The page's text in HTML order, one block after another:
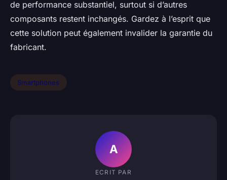
de performance substantiel, surtout si d’autres
composants restent inchangés. Gardez à l’esprit que
cette solution peut également invalider la garantie du
fabricant.
Smartphones
A
ECRIT PAR